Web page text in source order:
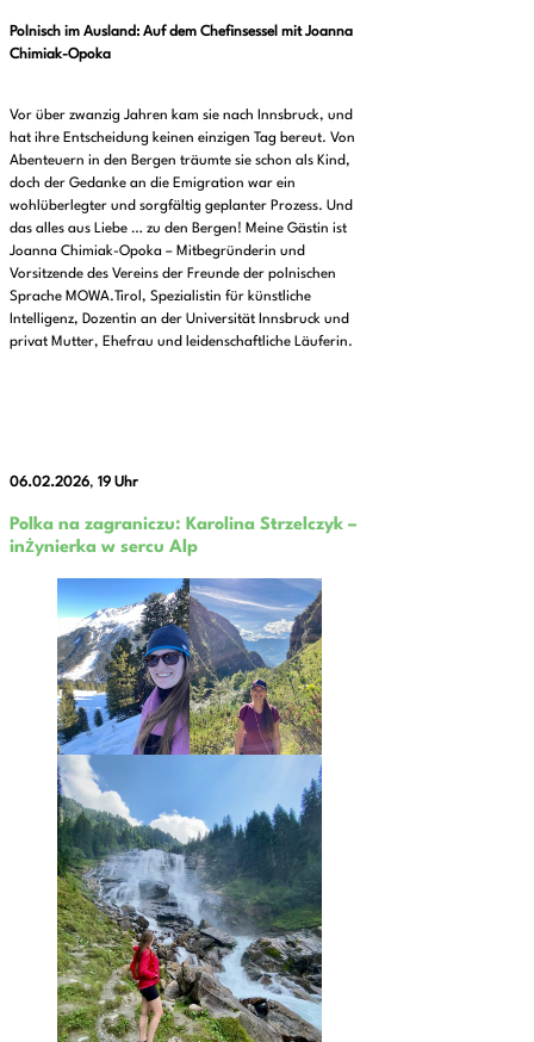
Polnisch im Ausland: Auf dem Chefinsessel mit Joanna
Chimiak-Opoka
Vor über zwanzig Jahren kam sie nach Innsbruck, und
hat ihre Entscheidung keinen einzigen Tag bereut. Von
Abenteuern in den Bergen träumte sie schon als Kind,
doch der Gedanke an die Emigration war ein
wohlüberlegter und sorgfältig geplanter Prozess. Und
das alles aus Liebe … zu den Bergen! Meine Gästin ist
Joanna Chimiak-Opoka – Mitbegründerin und
Vorsitzende des Vereins der Freunde der polnischen
Sprache MOWA.Tirol, Spezialistin für künstliche
Intelligenz, Dozentin an der Universität Innsbruck und
privat Mutter, Ehefrau und leidenschaftliche Läuferin.
06.02.2026, 19 Uhr
Polka na zagraniczu: Karolina Strzelczyk –
inżynierka w sercu Alp